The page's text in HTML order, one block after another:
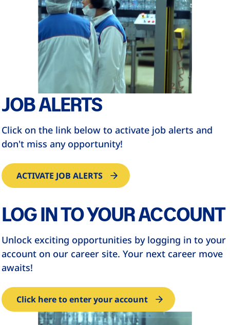
JOB ALERTS
Click on the link below to activate job alerts and
don't miss any opportunity!
ACTIVATE JOB ALERTS
LOG IN TO YOUR ACCOUNT
Unlock exciting opportunities by logging in to your
account on our career site. Your next career move
awaits!
Click here to enter your account